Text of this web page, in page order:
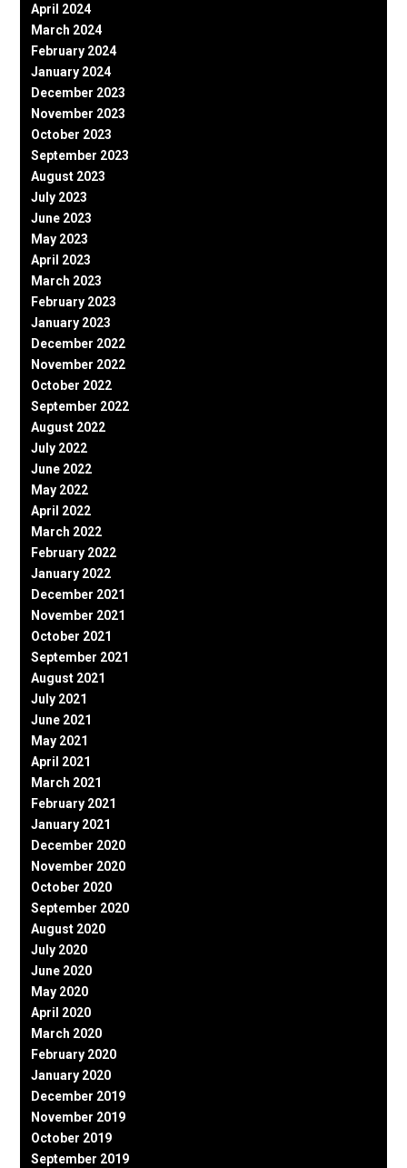
April 2024
March 2024
February 2024
January 2024
December 2023
November 2023
October 2023
September 2023
August 2023
July 2023
June 2023
May 2023
April 2023
March 2023
February 2023
January 2023
December 2022
November 2022
October 2022
September 2022
August 2022
July 2022
June 2022
May 2022
April 2022
March 2022
February 2022
January 2022
December 2021
November 2021
October 2021
September 2021
August 2021
July 2021
June 2021
May 2021
April 2021
March 2021
February 2021
January 2021
December 2020
November 2020
October 2020
September 2020
August 2020
July 2020
June 2020
May 2020
April 2020
March 2020
February 2020
January 2020
December 2019
November 2019
October 2019
September 2019